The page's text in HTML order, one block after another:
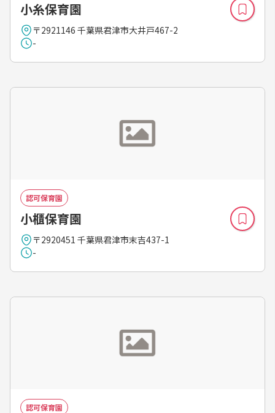
小糸保育園
〒2921146 千葉県君津市大井戸467-2
-
認可保育園
小櫃保育園
〒2920451 千葉県君津市末吉437-1
-
認可保育園